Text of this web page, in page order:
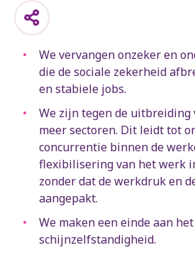
We vervangen onzeker en
die de sociale zekerheid
en stabiele jobs.
We zijn tegen de
meer sectoren. Dit leidt tot
concurrentie binnen de
flexibilisering van het werk
zonder dat de werkdruk en
aangepakt.
We maken een einde aan
schijnzelfstandigheid.